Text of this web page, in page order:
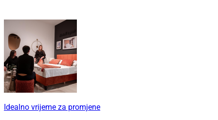
Idealno vrijeme za promjene